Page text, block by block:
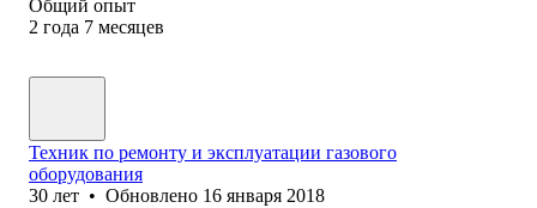
Общий опыт
2 года 7 месяцев
Техник по ремонту и эксплуатации газового
оборудования
30 лет • Обновлено 16 января 2018